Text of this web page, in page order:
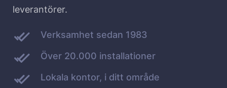
leverantörer.
Verksamhet sedan 1983
Över 20.000 installationer
Lokala kontor, i ditt område